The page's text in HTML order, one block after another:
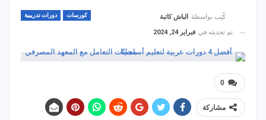
كورسات دورات تدريبية كُتِب بواسطة
الباش كاتبة
تم تحديثه في فبراير 24, 2024
0
مشاركة